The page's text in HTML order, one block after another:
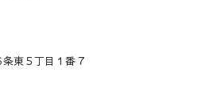
東５丁目１番７